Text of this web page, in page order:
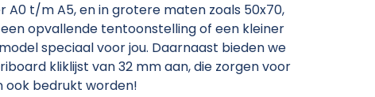
A0 t/m A5, en in grotere maten zoals 50x70,
opvallende tentoonstelling of een kleiner
speciaal voor jou. Daarnaast bieden we
kliklijst van 32 mm aan, die zorgen voor
ook bedrukt worden!